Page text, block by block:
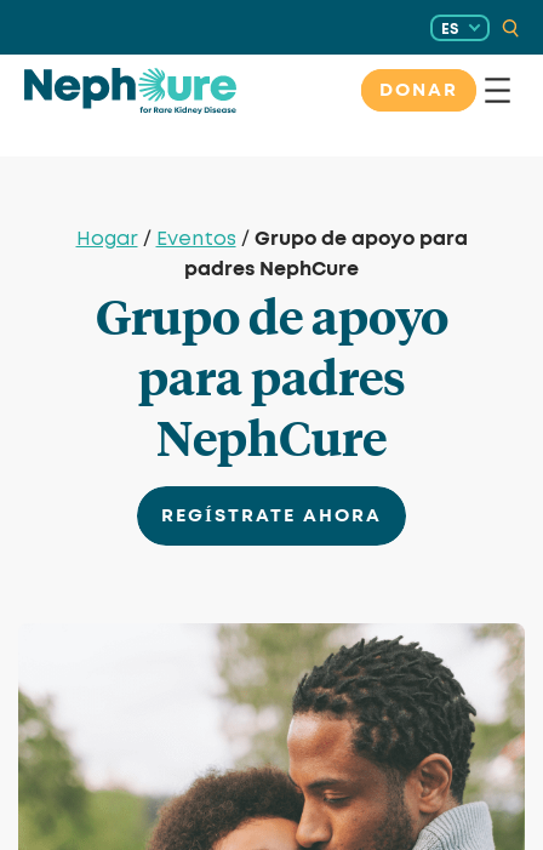
contenido
ES
DONAR
Hogar/ Eventos / Grupo de apoyo para
padres NephCure
Grupo de apoyo
para padres
NephCure
REGÍSTRATE AHORA